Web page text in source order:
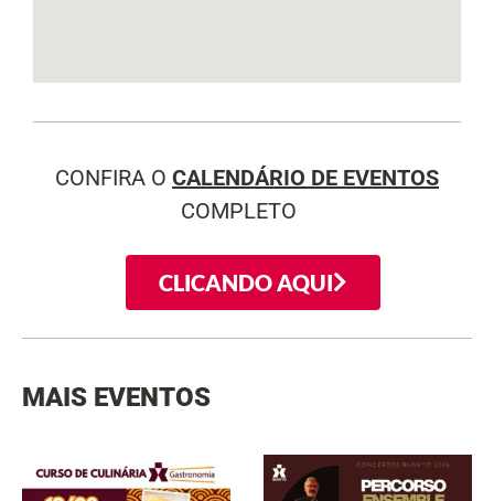
CONFIRA O CALENDÁRIO DE EVENTOS
COMPLETO
CLICANDO AQUI
MAIS EVENTOS